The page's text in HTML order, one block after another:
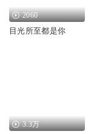
2060
目光所至都是你
3.3万